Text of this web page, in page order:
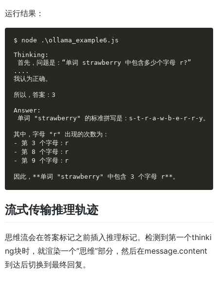
运行结果：
$ node .\ollama_example6.js
Thinking:
首先，问题是：“单词 strawberry 中包含多少个字母 r?”
....
我认为正确。
所以，答案：3
Answer:
单词 "strawberry" 的标准拼写是：s-t-r-a-w-b-e-r-r-y。
其中，字母 "r" 出现的次数为：
- 第 3 个字母：r
- 第 8 个字母：r
- 第 9 个字母：r
因此，**单词 "strawberry" 中包含 3 个字母 r**。
流式传输推理轨迹
思维流会在答案标记之前插入推理标记。检测到第一个thinki
ng块时，就渲染一个“思维”部分，然后在message.content
到达后切换到最终回复。